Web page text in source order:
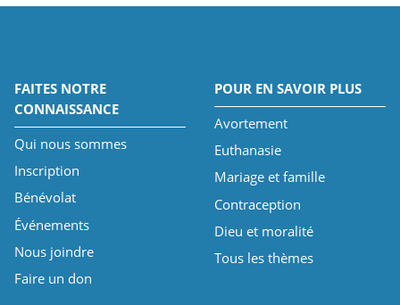
FAITES NOTRE
CONNAISSANCE
Qui nous sommes
Inscription
Bénévolat
Événements
Nous joindre
Faire un don
POUR EN SAVOIR PLUS
Avortement
Euthanasie
Mariage et famille
Contraception
Dieu et moralité
Tous les thèmes